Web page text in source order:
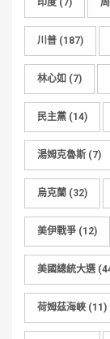
印度 (7)
川普 (187)
林心如 (7)
民主黨 (14)
湯姆克魯斯 (7)
烏克蘭 (32)
美伊戰爭 (12)
美國總統大選
荷姆茲海峽 (11)